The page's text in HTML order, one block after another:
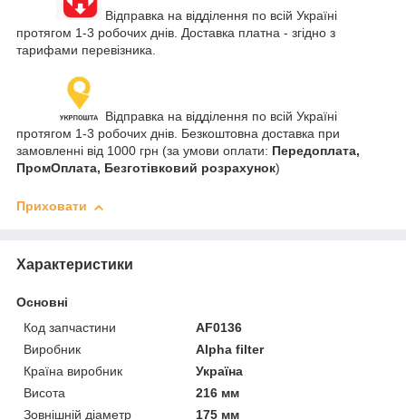
Відправка на відділення по всій Україні
протягом 1-3 робочих днів. Доставка платна - згідно з
тарифами перевізника.
Відправка на відділення по всій Україні
протягом 1-3 робочих днів. Безкоштовна доставка при
замовленні від 1000 грн (за умови оплати: Передоплата,
ПромОплата, Безготівковий розрахунок)
Приховати
Характеристики
Основні
Код запчастини
AF0136
Виробник
Alpha filter
Країна виробник
Україна
Висота
216 мм
Зовнішній діаметр
175 мм